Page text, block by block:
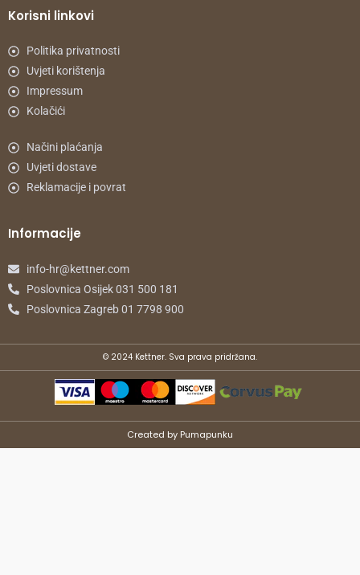
Korisni linkovi
Politika privatnosti
Uvjeti korištenja
Impressum
Kolačići
Načini plaćanja
Uvjeti dostave
Reklamacije i povrat
Informacije
info-hr@kettner.com
Poslovnica Osijek 031 500 181
Poslovnica Zagreb 01 7798 900
© 2024 Kettner. Sva prava pridržana.
Created by Pumapunku